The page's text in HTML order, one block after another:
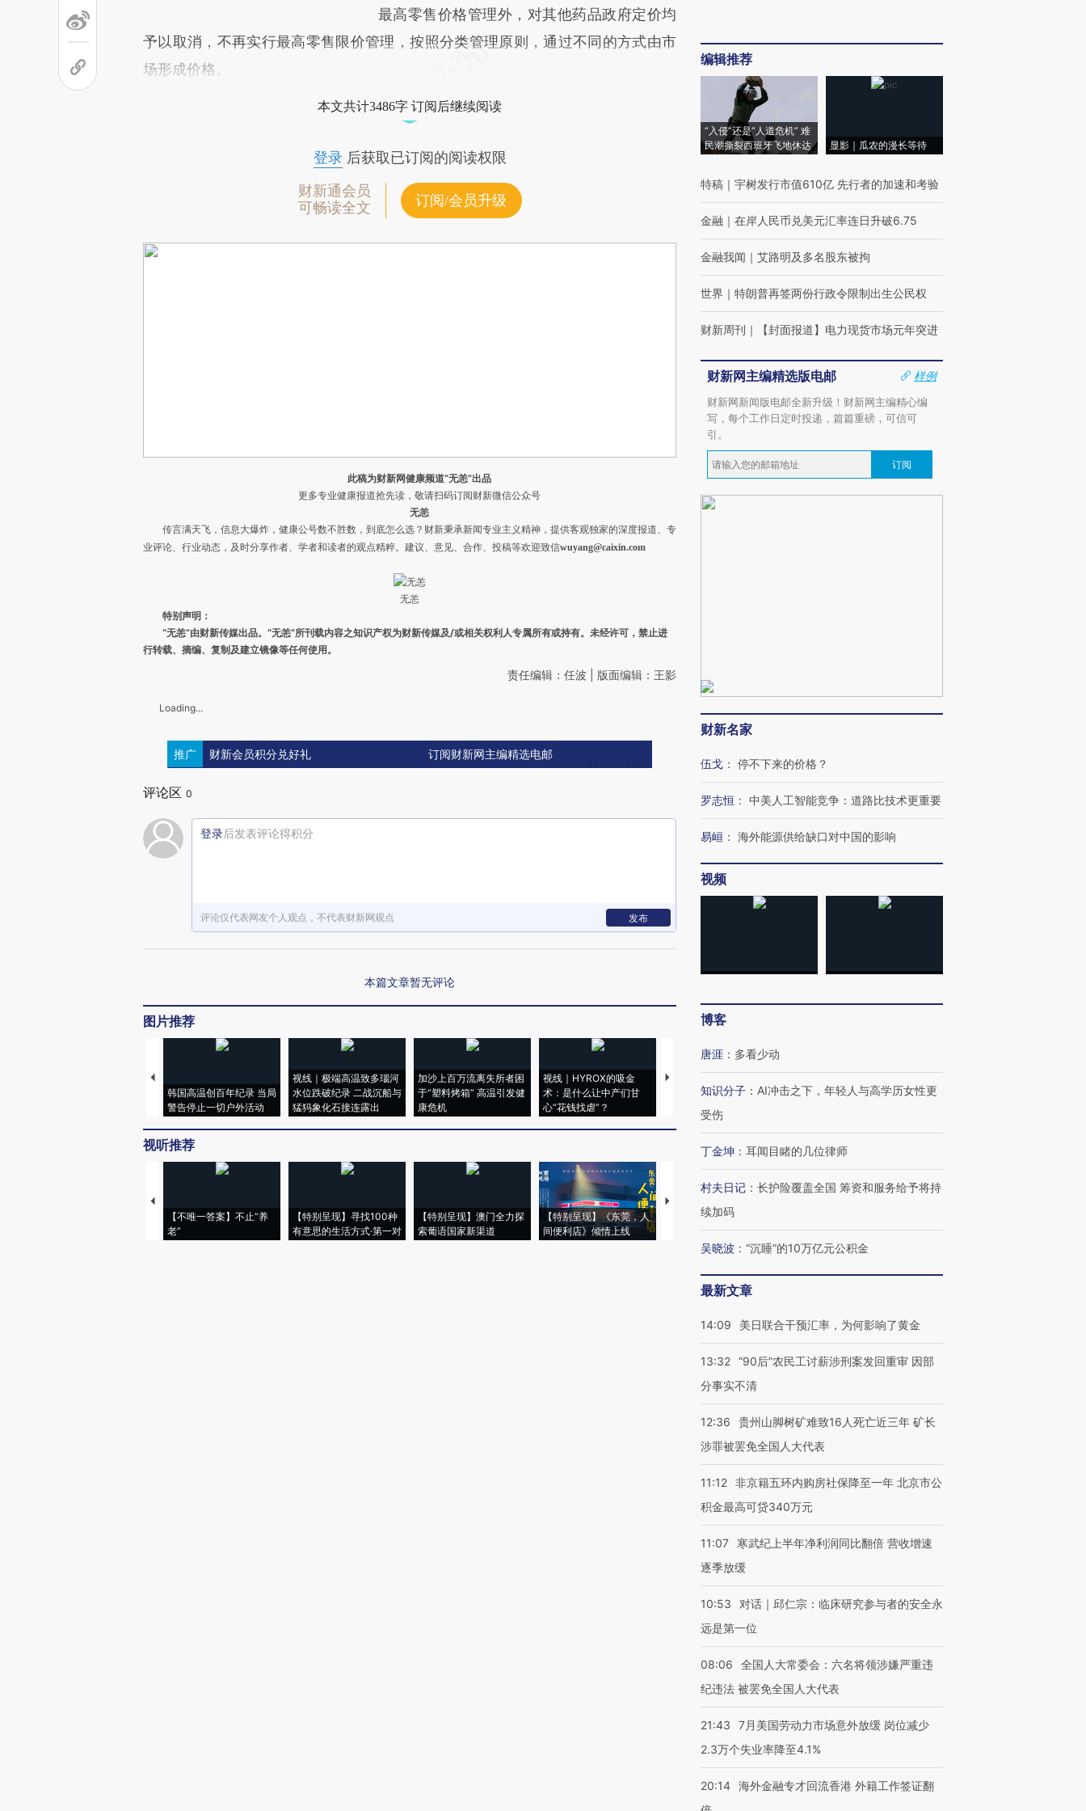
最高零售价格管理外，对其他药品政府定价均
予以取消，不再实行最高零售限价管理，按照分类管理原则，通过不同的方式由市
场形成价格。
本文共计3486字 订阅后继续阅读
登录后获取已订阅的阅读权限
财新通会员
可畅读全文
订阅/会员升级
此稿为财新网健康频道“无恙”出品
更多专业健康报道抢先读，敬请扫码订阅财新微信公众号
无恙
传言满天飞，信息大爆炸，健康公号数不胜数，到底怎么选？财新秉承新闻专业主义精神，提供客观独家的深度报道、专
业评论、行业动态，及时分享作者、学者和读者的观点精粹。 建议、意见、合作、投稿等欢迎致信wuyang@caixin.com
无恙
特别声明：
“无恙”由财新传媒出品。“无恙”所刊载内容之知识产权为财新传媒及/或相关权利人专属所有或持有。未经许可，禁止进
行转载、摘编、复制及建立镜像等任何使用。
责任编辑：任波 | 版面编辑：王影
Loading...
推广 财新会员积分兑好礼 订阅财新网主编精选电邮
评论区 0
登录后发表评论得积分
评论仅代表网友个人观点，不代表财新网观点 发布
本篇文章暂无评论
图片推荐
韩国高温创百年纪录 当局
警告停止一切户外活动
视线｜极端高温致多瑙河
水位跌破纪录 二战沉船与
猛犸象化石接连露出
加沙上百万流离失所者困
于“塑料烤箱” 高温引发健
康危机
视线｜HYROX的吸金
术：是什么让中产们甘
心“花钱找虐”？
马航飞行员跨国走私7万
粒摇头丸 尿检体内含3种
度Z世代 用街头抗争将教
机”？难民潮撕裂西班牙
视听推荐
【不唯一答案】不止“养
老”
【特别呈现】寻找100种
有意思的生活方式·第一对
【特别呈现】澳门全力探
索葡语国家新渠道
【特别呈现】《东莞，人
间便利店》倾情上线
【推广】走进第四届链博
会，让数智科技“链”接产
有意思的生活方式·第三对
住三大增长引擎是什么？
编辑推荐
“入侵”还是“人道危机” 难
民潮撕裂西班牙飞地休达
显影｜瓜农的漫长等待
特稿 ｜ 宇树发行市值610亿 先行者的加速和考验
金融 ｜ 在岸人民币兑美元汇率连日升破6.75
金融我闻 ｜ 艾路明及多名股东被拘
世界 ｜ 特朗普再签两份行政令限制出生公民权
财新周刊 ｜ 【封面报道】电力现货市场元年突进
财新网主编精选版电邮
样例
财新网新闻版电邮全新升级！财新网主编精心编
写，每个工作日定时投递，篇篇重磅，可信可
引。
订阅
财新名家
伍戈 ： 停不下来的价格？
罗志恒 ： 中美人工智能竞争：道路比技术更重要
易峘 ： 海外能源供给缺口对中国的影响
视频
博客
唐涯 ： 多看少动
知识分子 ： AI冲击之下，年轻人与高学历女性更
受伤
丁金坤 ： 耳闻目睹的几位律师
村夫日记 ： 长护险覆盖全国 筹资和服务给予将持
续加码
吴晓波 ： “沉睡”的10万亿元公积金
最新文章
14:09 美日联合干预汇率，为何影响了黄金
13:32 “90后”农民工讨薪涉刑案发回重审 因部
分事实不清
12:36
贵州山脚树矿难致16人死亡近三年 矿长
涉罪被罢免全国人大代表
11:12 非京籍五环内购房社保降至一年 北京市公
积金最高可贷340万元
11:07
寒武纪上半年净利润同比翻倍 营收增速
逐季放缓
10:53
对话｜邱仁宗：临床研究参与者的安全永
远是第一位
08:06
全国人大常委会：六名将领涉嫌严重违
纪违法 被罢免全国人大代表
21:43
7月美国劳动力市场意外放缓 岗位减少
2.3万个失业率降至4.1%
20:14 海外金融专才回流香港 外籍工作签证翻